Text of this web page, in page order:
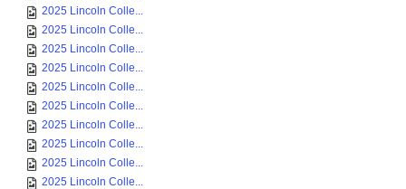
2025 Lincoln Colle...
2025 Lincoln Colle...
2025 Lincoln Colle...
2025 Lincoln Colle...
2025 Lincoln Colle...
2025 Lincoln Colle...
2025 Lincoln Colle...
2025 Lincoln Colle...
2025 Lincoln Colle...
2025 Lincoln Colle...